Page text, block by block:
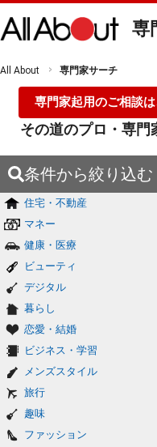
専
All About 専門家サーチ
専門家起用のご相談
その道のプロ・専門
条件から絞り込む
住宅・不動産
マネー
健康・医療
ビューティ
デジタル
暮らし
恋愛・結婚
ビジネス・学習
メンズスタイル
旅行
趣味
ファッション